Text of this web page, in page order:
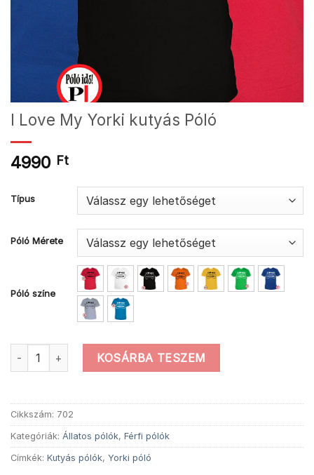
I Love My Yorki kutyás Póló
4990 Ft
Típus
Póló Mérete
Póló színe
I Love My Yorki kutyás Póló mennyiség
KOSÁRBA TESZEM
Cikkszám: 702
Kategóriák: Állatos pólók, Férfi pólók
Címkék: Kutyás pólók, Yorki póló